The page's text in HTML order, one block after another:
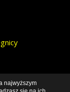
najwyższym